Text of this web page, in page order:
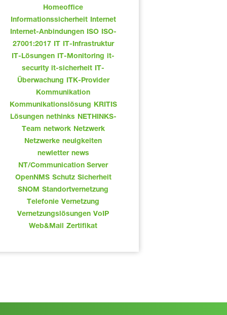
Homeoffice
Informationssicherheit Internet
Internet-Anbindungen ISO ISO-
27001:2017 IT
IT-Infrastruktur
IT-Lösungen IT-Monitoring
it-
security it-sicherheit IT-
Überwachung
ITK-Provider
Kommunikation
Kommunikationslösung
KRITIS
Lösungen nethinks NETHINKS-
Team network Netzwerk
Netzwerke neuigkeiten
newletter news
NT/Communication Server
OpenNMS Schutz Sicherheit
SNOM Standortvernetzung
Telefonie Vernetzung
Vernetzungslösungen VoIP
Web&Mail Zertifikat